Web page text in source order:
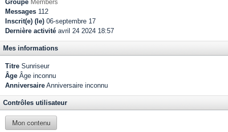
Groupe Members
Messages 112
Inscrit(e) (le) 06-septembre 17
Dernière activité avril 24 2024 18:57
Mes informations
Titre Sunriseur
Âge Âge inconnu
Anniversaire Anniversaire inconnu
Contrôles utilisateur
Mon contenu